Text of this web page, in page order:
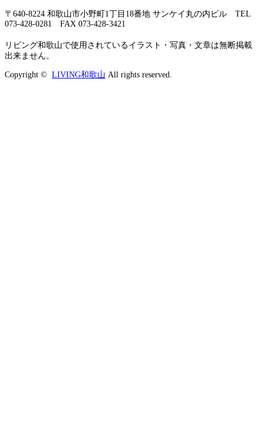
〒640-8224 和歌山市小野町1丁目18番地 サンケイ丸の内ビル TEL
073-428-0281 FAX 073-428-3421
リビング和歌山で使用されているイラスト・写真・文章は無断掲載
出来ません。
Copyright © LIVING和歌山 All rights reserved.